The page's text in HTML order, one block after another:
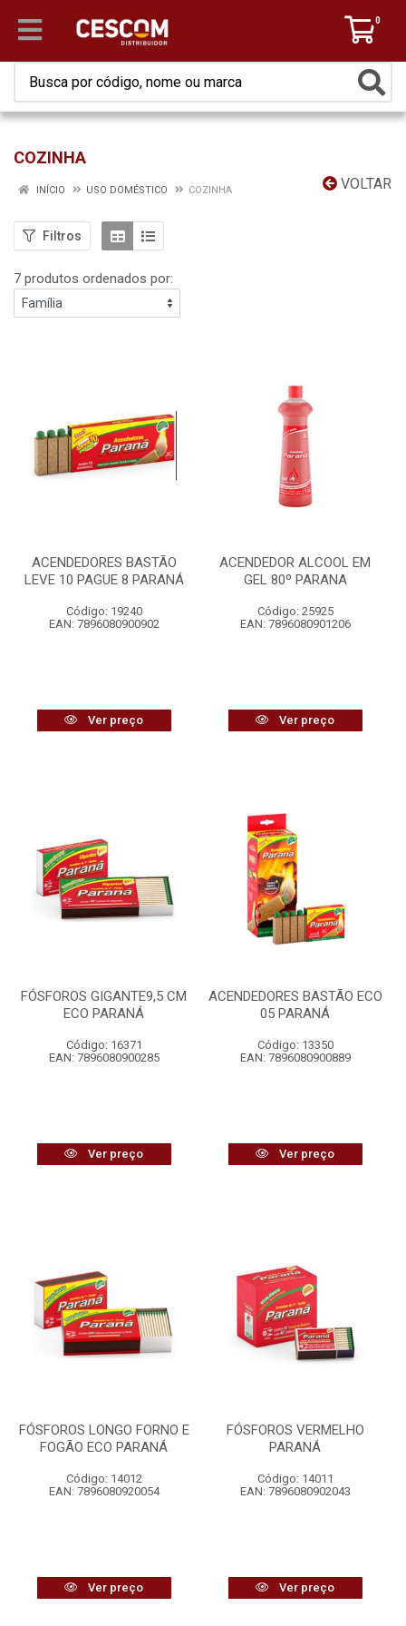
0
COZINHA
VOLTAR
INÍCIO USO DOMÉSTICO COZINHA
Filtros
7 produtos ordenados por:
ACENDEDORES BASTÃO
LEVE 10 PAGUE 8 PARANÁ
Código: 19240
EAN: 7896080900902
Ver preço
ACENDEDOR ALCOOL EM
GEL 80º PARANA
Código: 25925
EAN: 7896080901206
Ver preço
FÓSFOROS GIGANTE9,5 CM
ECO PARANÁ
Código: 16371
EAN: 7896080900285
Ver preço
ACENDEDORES BASTÃO ECO
05 PARANÁ
Código: 13350
EAN: 7896080900889
Ver preço
FÓSFOROS LONGO FORNO E
FOGÃO ECO PARANÁ
Código: 14012
EAN: 7896080920054
Ver preço
FÓSFOROS VERMELHO
PARANÁ
Código: 14011
EAN: 7896080902043
Ver preço